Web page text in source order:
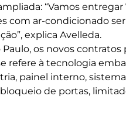
“Vamos
com ar-condicionado
explica Avelleda.
os novos
refere à tecnologia
painel interno,
de portas,